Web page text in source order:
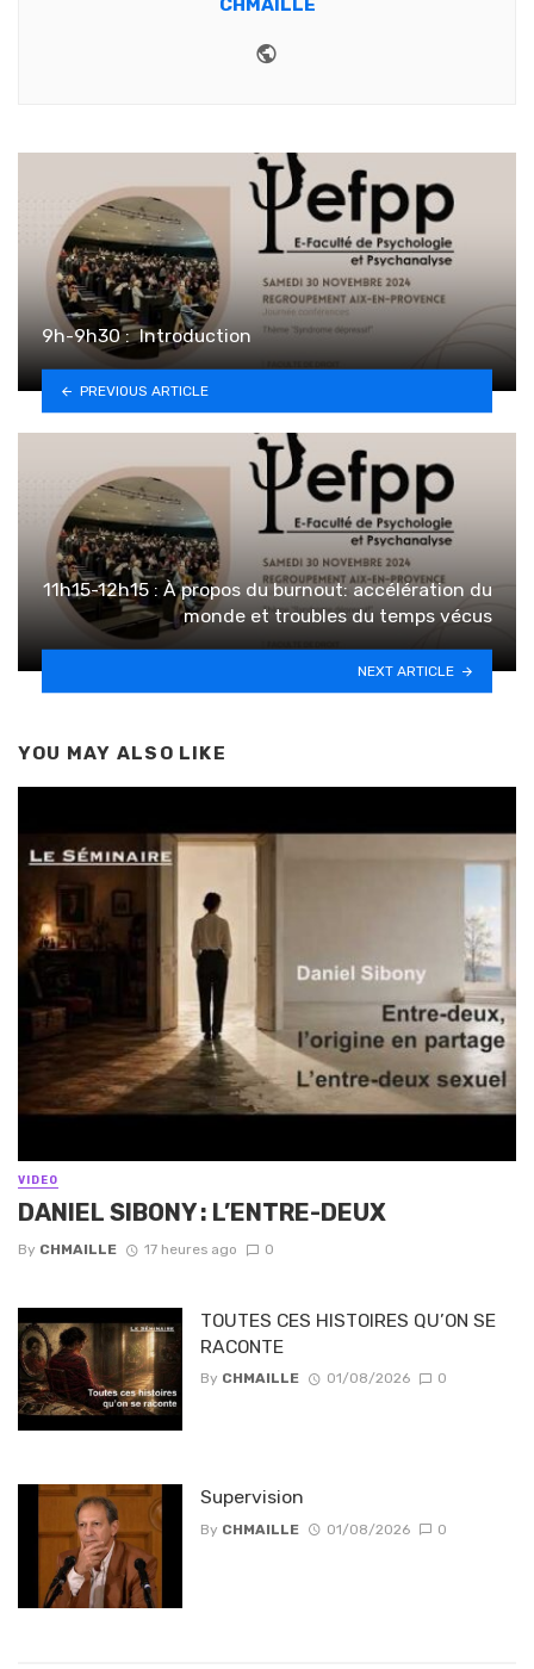
CHMAILLE
9h-9h30 : ️ Introduction
PREVIOUS ARTICLE
11h15-12h15 : À propos du burnout: accélération du
monde et troubles du temps vécus
NEXT ARTICLE
YOU MAY ALSO LIKE
VIDEO
DANIEL SIBONY : L’ENTRE-DEUX
By CHMAILLE 17 heures ago 0
TOUTES CES HISTOIRES QU’ON SE
RACONTE
By CHMAILLE 01/08/2026 0
Supervision
By CHMAILLE 01/08/2026 0